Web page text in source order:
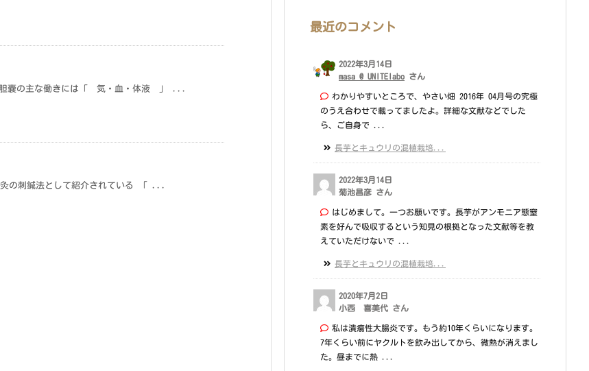
胆嚢の主な働きには「 気・血・体液 」 ...
の刺鍼法として紹介されている 「 ...
最近のコメント
2022年3月14日
masa @ UNITElabo さん
わかりやすいところで、やさい畑 2016年 04月号の究極
のうえ合わせで載ってましたよ。詳細な文献などでした
ら、ご自身で ...
長芋とキュウリの混植栽培...
2022年3月14日
菊池昌彦 さん
はじめまして。一つお願いです。長芋がアンモニア態窒
素を好んで吸収するという知見の根拠となった文献等を教
えていただけないで ...
長芋とキュウリの混植栽培...
2020年7月2日
小西 喜美代 さん
私は潰瘍性大腸炎です。もう約10年くらいになります。
7年くらい前にヤクルトを飲み出してから、微熱が消えまし
た。昼までに熱 ...